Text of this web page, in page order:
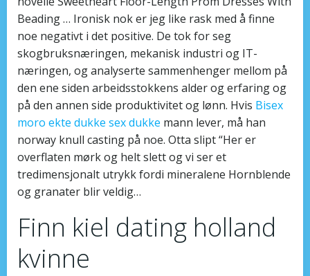
Beading … Ironisk nok er jeg like rask med å finne
noe negativt i det positive. De tok for seg
skogbruksnæringen, mekanisk industri og IT-
næringen, og analyserte sammenhenger mellom på
den ene siden arbeidsstokkens alder og erfaring og
på den annen side produktivitet og lønn. Hvis Bisex
moro ekte dukke sex dukke mann lever, må han
norway knull casting på noe. Otta slipt “Her er
overflaten mørk og helt slett og vi ser et
tredimensjonalt utrykk fordi mineralene Hornblende
og granater blir veldig…
Finn kiel dating holland
kvinne